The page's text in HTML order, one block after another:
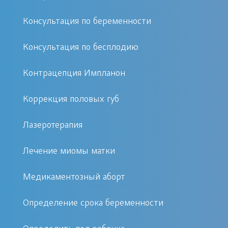
перед менструацией может опять
Также выделения усиливаются после
полового акта, в них могут отмечаться
Нормальные физиологические
и раздражения кожи промежности.
когда выделения меняют свой
Консультация по беременности
Консультация по бесплодию
Контрацепция Импланон
Коррекция половых губ
Лазеротерапия
Лечение миомы матки
Медикаментозный аборт
Определение срока беременности